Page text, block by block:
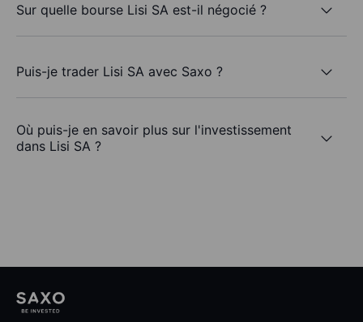
Sur quelle bourse Lisi SA est-il négocié ?
Puis-je trader Lisi SA avec Saxo ?
Où puis-je en savoir plus sur l'investissement
dans Lisi SA ?